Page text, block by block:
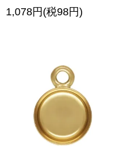
1,078円(税98円)